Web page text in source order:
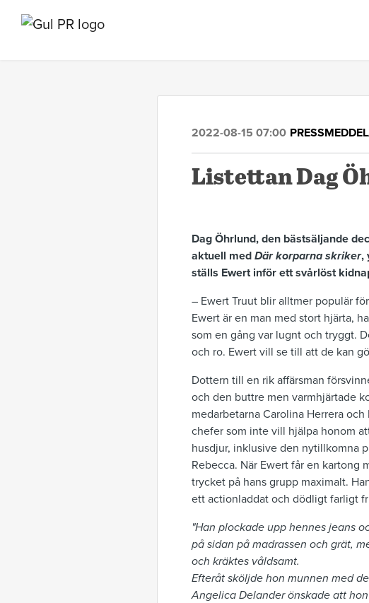
2022-08-15 07:00
Listettan Dag
Dag Öhrlund, den bästsäljande
aktuell med Där korparna skriker,
ställs Ewert inför ett svårlöst
– Ewert Truut blir alltmer populär
Ewert är en man med stort hjärta,
som en gång var lugnt och tryggt.
och ro. Ewert vill se till att de kan
Dottern till en rik affärsman
och den buttre men varmhjärtade
medarbetarna Carolina Herrera
chefer som inte vill hjälpa honom
husdjur, inklusive den nytillkomna
Rebecca. När Ewert får en kartong
trycket på hans grupp maximalt.
ett actionladdat och dödligt farligt
"Han plockade upp hennes jeans
på sidan på madrassen och grät,
och kräktes våldsamt.
Efteråt sköljde hon munnen med
Angelica Delander önskade att